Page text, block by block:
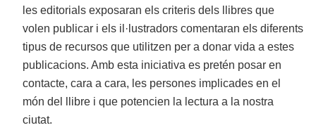
les editorials exposaran els criteris dels llibres que
volen publicar i els il·lustradors comentaran els diferents
tipus de recursos que utilitzen per a donar vida a estes
publicacions. Amb esta iniciativa es pretén posar en
contacte, cara a cara, les persones implicades en el
món del llibre i que potencien la lectura a la nostra
ciutat.